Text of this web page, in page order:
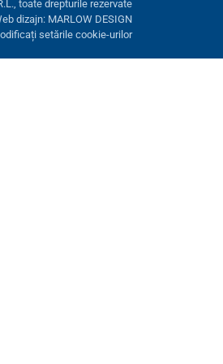
toate drepturile rezervate
dizajn: MARLOW DESIGN
setările cookie-urilor